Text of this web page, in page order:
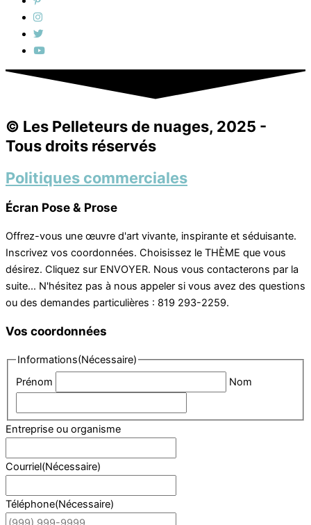
© Les Pelleteurs de nuages, 2025 -
Tous droits réservés
Politiques commerciales
Écran Pose & Prose
Offrez-vous une œuvre d'art vivante, inspirante et séduisante.
Inscrivez vos coordonnées. Choisissez le THÈME que vous
désirez. Cliquez sur ENVOYER. Nous vous contacterons par la
suite... N'hésitez pas à nous appeler si vous avez des questions
ou des demandes particulières : 819 293-2259.
Vos coordonnées
Informations(Nécessaire)
Prénom
Nom
Entreprise ou organisme
Courriel(Nécessaire)
Téléphone(Nécessaire)